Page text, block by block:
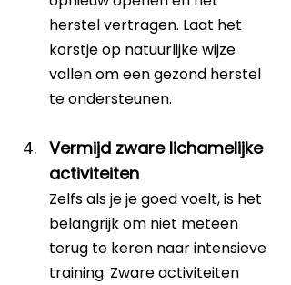
herstel vertragen. Laat het
korstje op natuurlijke wijze
vallen om een gezond herstel
te ondersteunen.
Vermijd zware lichamelijke
activiteiten
Zelfs als je je goed voelt, is het
belangrijk om niet meteen
terug te keren naar intensieve
training. Zware activiteiten